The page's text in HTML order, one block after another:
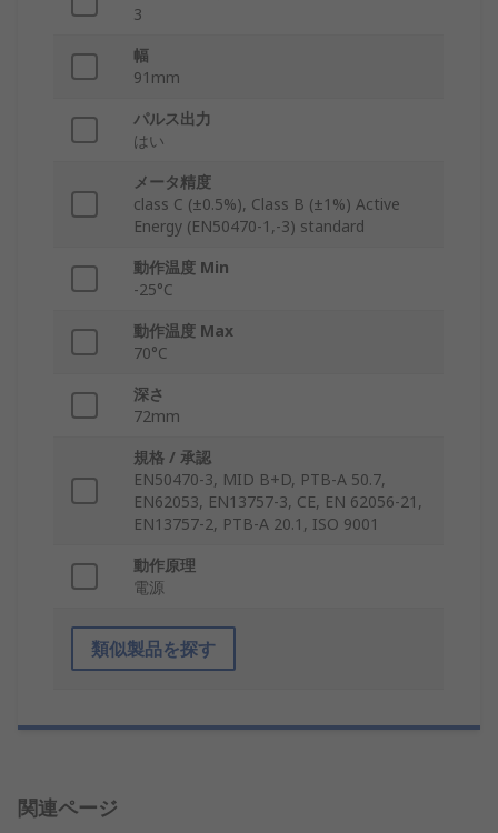
3
幅
91mm
パルス出力
はい
メータ精度
class C (±0.5%), Class B (±1%) Active
Energy (EN50470-1,-3) standard
動作温度 Min
-25°C
動作温度 Max
70°C
深さ
72mm
規格 / 承認
EN50470-3, MID B+D, PTB-A 50.7,
EN62053, EN13757-3, CE, EN 62056-21,
EN13757-2, PTB-A 20.1, ISO 9001
動作原理
電源
類似製品を探す
関連ページ